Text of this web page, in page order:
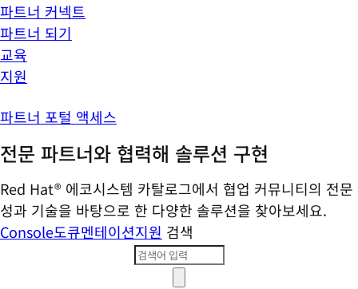
파트너 커넥트
파트너 되기
교육
지원
파트너 포털 액세스
전문 파트너와 협력해 솔루션 구현
Red Hat® 에코시스템 카탈로그에서 협업 커뮤니티의 전문
성과 기술을 바탕으로 한 다양한 솔루션을 찾아보세요.
Console도큐멘테이션지원 검색